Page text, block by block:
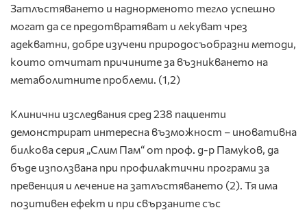
Затлъстяването и наднорменото тегло успешно
могат да се предотвратяват и лекуват чрез
адекватни, добре изучени природосъобразни методи,
които отчитат причините за възникването на
метаболитните проблеми. (1,2)
Клинични изследвания сред 238 пациенти
демонстрират интересна възможност – иновативна
билкова серия „Слим Пам“ от проф. д-р Памуков, да
бъде използвана при профилактични програми за
превенция и лечение на затлъстяването (2). Тя има
позитивен ефект и при свързаните със